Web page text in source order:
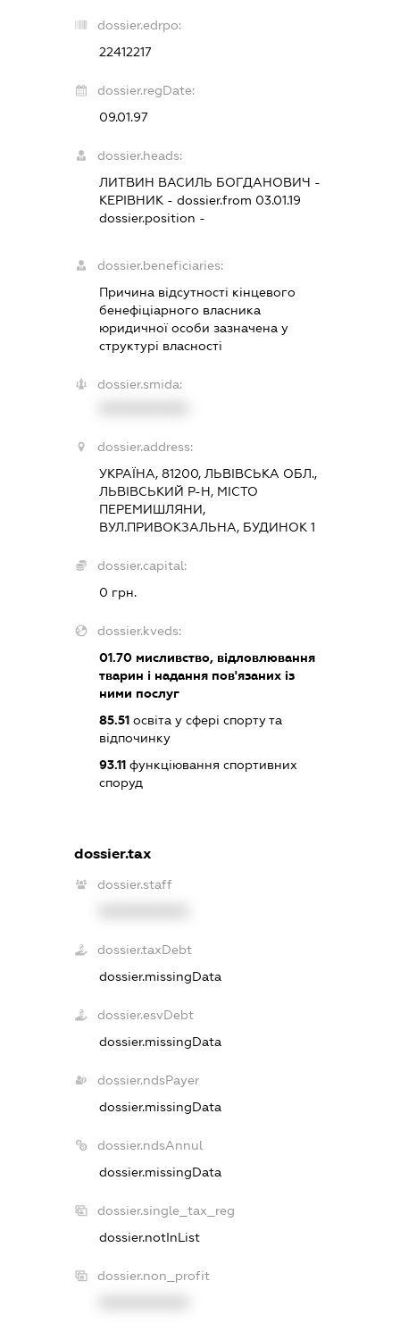
dossier.edrpo:
22412217
dossier.regDate:
09.01.97
dossier.heads:
ЛИТВИН ВАСИЛЬ БОГДАНОВИЧ -
КЕРІВНИК - dossier.from 03.01.19
dossier.position -
dossier.beneficiaries:
Причина відсутності кінцевого
бенефіціарного власника
юридичної особи зазначена у
структурі власності
dossier.smida:
dossier.address:
УКРАЇНА, 81200, ЛЬВІВСЬКА ОБЛ.,
ЛЬВІВСЬКИЙ Р-Н, МІСТО
ПЕРЕМИШЛЯНИ,
ВУЛ.ПРИВОКЗАЛЬНА, БУДИНОК 1
dossier.capital:
0 грн.
dossier.kveds:
01.70 мисливство, відловлювання
тварин і надання пов'язаних із
ними послуг
85.51 освіта у сфері спорту та
відпочинку
93.11 функціювання спортивних
споруд
dossier.tax
dossier.staff
dossier.taxDebt
dossier.missingData
dossier.esvDebt
dossier.missingData
dossier.ndsPayer
dossier.missingData
dossier.ndsAnnul
dossier.missingData
dossier.single_tax_reg
dossier.notInList
dossier.non_profit